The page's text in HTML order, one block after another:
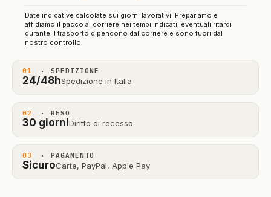
Date indicative calcolate sui giorni lavorativi. Prepariamo e
affidiamo il pacco al corriere nei tempi indicati; eventuali ritardi
durante il trasporto dipendono dal corriere e sono fuori dal
nostro controllo.
01 · SPEDIZIONE
24/48hSpedizione in Italia
02 · RESO
30 giorniDiritto di recesso
03 · PAGAMENTO
SicuroCarte, PayPal, Apple Pay